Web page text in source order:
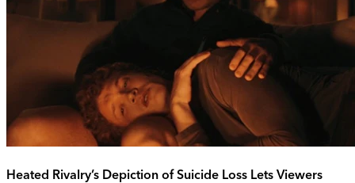
Heated Rivalry’s Depiction of Suicide Loss Lets Viewers